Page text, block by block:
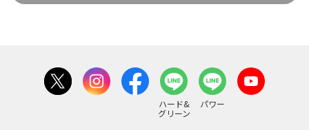
ハード&
グリーン
パワー